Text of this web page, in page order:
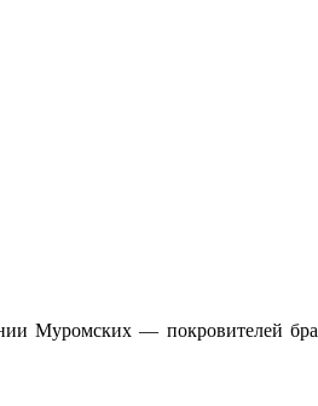
Муромских — покровителей